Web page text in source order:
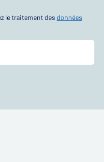
le traitement des données